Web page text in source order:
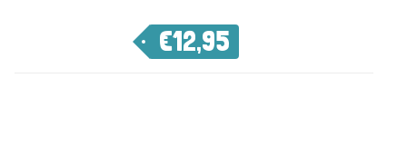
€12,95